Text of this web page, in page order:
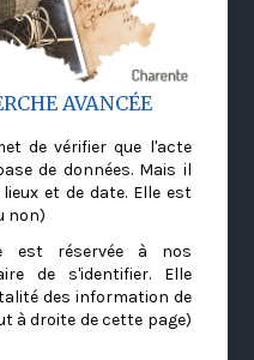
AVANCÉE
de vérifier que l'acte
de données. Mais il
et de date. Elle est
non)
est réservée à nos
de s'identifier. Elle
des information de
à droite de cette page)